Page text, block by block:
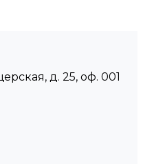
д. 25, оф. 001